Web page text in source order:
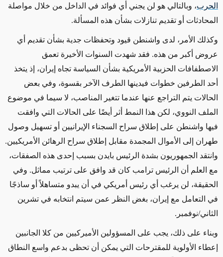
الحرب، وبالتالي هو لن يجني أي فوائد في الداخل من خلال مواصلة
المحادثات أو تقديم تنازلات بشأن هذه المسألة.
وكذلك الأمر، لدى واشنطن قيود وتحفظات جدية بشأن تقديم أي
عروض أكبر من هذه. فقد شهدت السنوات الأخيرة تعمق
الاصطفافات الحزبية الأمريكية بشأن السياسة تجاه إيران، إذ يتخذ
أحد الطرفين خطوات فيدينها الطرف الآخر بقسوة، وفي بعض
الحالات يتم التراجع عنها عندما تتغير المناصب، لا سيما في موضوع
الملف النووي، لكن هذا النمط أثر أيضًا على الحالات التي وافقت
فيها واشنطن على إطلاق سراح السجناء الإيرانيين أو تسهيل وصول
طهران إلى الأموال المجمدة مقابل إطلاق سراح الرهائن الأمريكيين.
وانتقد الجمهوريون بشدة الرئيس بايدن بسبب إحدى هذه الصفقات،
مع العلم أن الرئيس ترامب كان قد وافق على ترتيب مماثل. وفي
الحقيقة، لن يرغب أي رئيس أمريكي في أن يبدو متساهلاً أو ساذجًا
في التعامل مع إيران، بغض النظر عمن سيتم انتخابه في تشرين
الثاني/نوفمبر.
وبناء على ذلك، يجب على المسؤولين الأميركيين من كلا الجانبين
إعطاء الأولوية للمقترحات التي يمكن أن تحظى بدعم واسع النطاق